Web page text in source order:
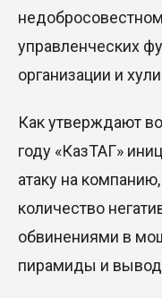
управленческих
организации и
Как утверждают
году «КазТАГ»
атаку на
количество
обвинениями в
пирамиды и